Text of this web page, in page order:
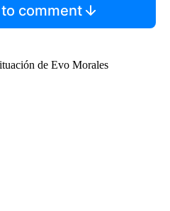
comment
de Evo Morales